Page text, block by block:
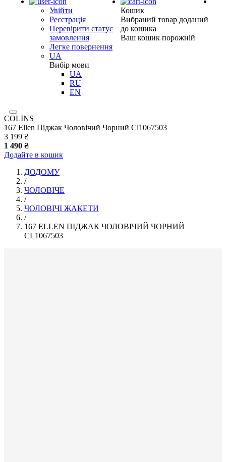
Увійти
Реєстрація
Перевірити статус
замовлення
Легке повернення
UA
Вибір мови
UA
RU
EN
Кошик
Вибраний товар доданий
до кошика
Ваш кошик порожній
COLINS
167 Ellen Піджак Чоловічий Чорний Cl1067503
3 199 ₴
1 490 ₴
Додайте в кошик
ДОДОМУ
/
ЧОЛОВІЧЕ
/
ЧОЛОВІЧІ ЖАКЕТИ
/
167 ELLEN ПІДЖАК ЧОЛОВІЧИЙ ЧОРНИЙ
CL1067503